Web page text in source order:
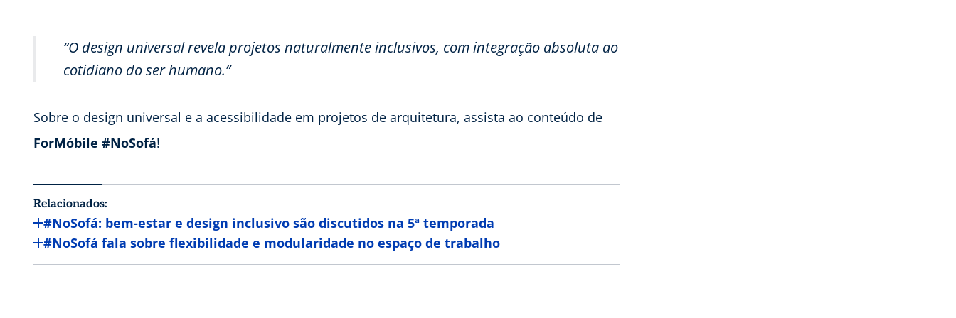
“O design universal revela projetos naturalmente inclusivos, com integração absoluta ao
cotidiano do ser humano.”
Sobre o design universal e a acessibilidade em projetos de arquitetura, assista ao conteúdo de
ForMóbile #NoSofá!
Relacionados:
#NoSofá: bem-estar e design inclusivo são discutidos na 5ª temporada
#NoSofá fala sobre flexibilidade e modularidade no espaço de trabalho